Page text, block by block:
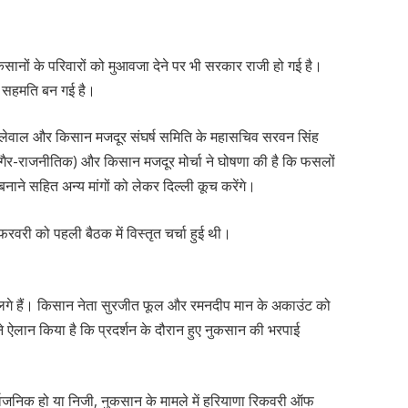
के परिवारों को मुआवजा देने पर भी सरकार राजी हो गई है।
बन गई है।
और किसान मजदूर संघर्ष समिति के महासचिव सरवन सिंह
राजनीतिक) और किसान मजदूर मोर्चा ने घोषणा की है कि फसलों
सहित अन्य मांगों को लेकर दिल्ली कूच करेंगे।
को पहली बैठक में विस्तृत चर्चा हुई थी।
हैं। किसान नेता सुरजीत फूल और रमनदीप मान के अकाउंट को
किया है कि प्रदर्शन के दौरान हुए नुकसान की भरपाई
हो या निजी, नुकसान के मामले में हरियाणा रिकवरी ऑफ